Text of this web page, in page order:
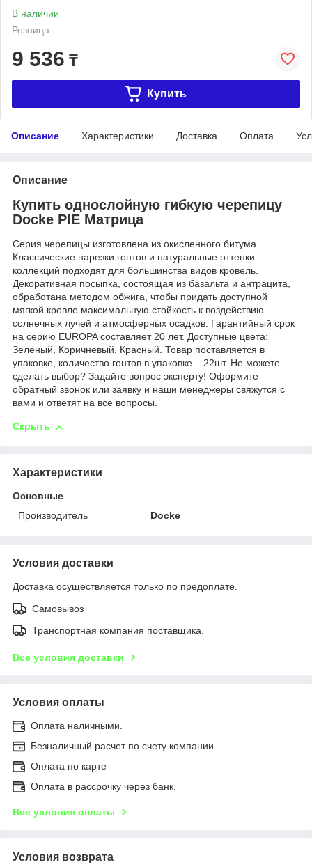
В наличии
Розница
9 536 ₸
Купить
Описание Характеристики Доставка Оплата
Описание
Купить однослойную гибкую черепицу
Docke PIE Матрица
Серия черепицы изготовлена из окисленного битума.
Классические нарезки гонтов и натуральные оттенки
коллекций подходят для большинства видов кровель.
Декоративная посыпка, состоящая из базальта и антрацита,
обработана методом обжига, чтобы придать доступной
мягкой кровле максимальную стойкость к воздействию
солнечных лучей и атмосферных осадков. Гарантийный срок
на серию EUROPA составляет 20 лет. Доступные цвета:
Зеленый, Коричневый, Красный. Товар поставляется в
упаковке, количество гонтов в упаковке – 22шт. Не можете
сделать выбор? Задайте вопрос эксперту! Оформите
обратный звонок или заявку и наши менеджеры свяжутся с
вами и ответят на все вопросы.
Скрыть
Характеристики
Основные
Производитель
Docke
Условия доставки
Доставка осуществляется только по предоплате.
Самовывоз
Транспортная компания поставщика.
Все условия доставки
Условия оплаты
Оплата наличными.
Безналичный расчет по счету компании.
Оплата по карте
Оплата в рассрочку через банк.
Все условия оплаты
Условия возврата